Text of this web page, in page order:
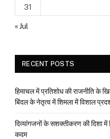
31
« Jul
RECENT POSTS
हिमाचल में प्रतिशोध की राजनीति के
बिंदल के नेतृत्व में शिमला में विशाल
दिव्यांगजनों के सशक्तीकरण की दिशा
कदम